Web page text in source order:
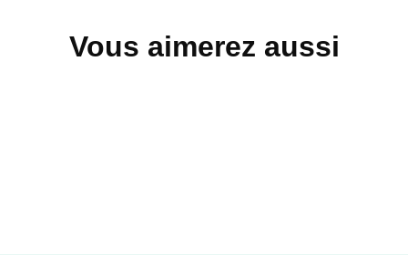
Vous aimerez aussi